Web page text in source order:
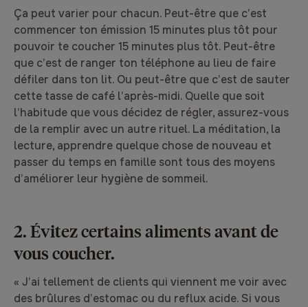
Ça peut varier pour chacun. Peut-être que c’est
commencer ton émission 15 minutes plus tôt pour
pouvoir te coucher 15 minutes plus tôt. Peut-être
que c’est de ranger ton téléphone au lieu de faire
défiler dans ton lit. Ou peut-être que c’est de sauter
cette tasse de café l’après-midi. Quelle que soit
l’habitude que vous décidez de régler, assurez-vous
de la remplir avec un autre rituel. La méditation, la
lecture, apprendre quelque chose de nouveau et
passer du temps en famille sont tous des moyens
d’améliorer leur hygiène de sommeil.
2. Évitez certains aliments avant de
vous coucher.
« J’ai tellement de clients qui viennent me voir avec
des brûlures d’estomac ou du reflux acide. Si vous